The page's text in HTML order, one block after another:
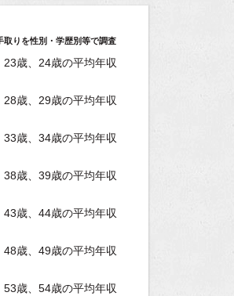
取りを性別・学歴別等で調査
歳、24歳の平均年収
歳、29歳の平均年収
歳、34歳の平均年収
歳、39歳の平均年収
歳、44歳の平均年収
歳、49歳の平均年収
歳、54歳の平均年収